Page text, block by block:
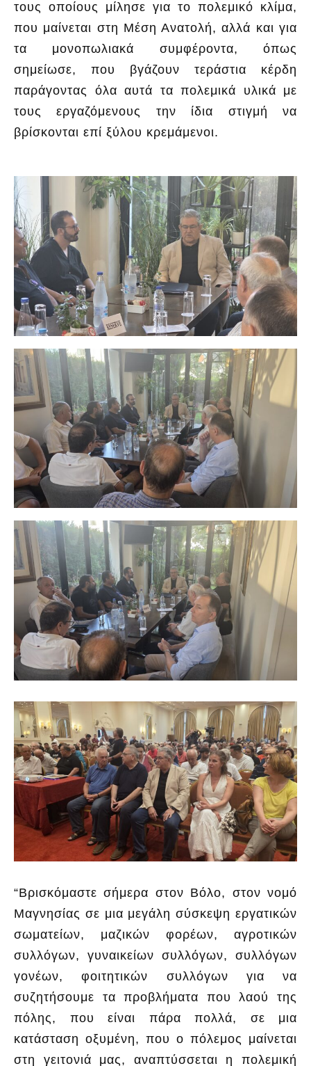
τους οποίους μίλησε για το πολεμικό κλίμα,
που μαίνεται στη Μέση Ανατολή, αλλά και για
τα μονοπωλιακά συμφέροντα, όπως
σημείωσε, που βγάζουν τεράστια κέρδη
παράγοντας όλα αυτά τα πολεμικά υλικά με
τους εργαζόμενους την ίδια στιγμή να
βρίσκονται επί ξύλου κρεμάμενοι.
“Βρισκόμαστε σήμερα στον Βόλο, στον νομό
Μαγνησίας σε μια μεγάλη σύσκεψη εργατικών
σωματείων, μαζικών φορέων, αγροτικών
συλλόγων, γυναικείων συλλόγων, συλλόγων
γονέων, φοιτητικών συλλόγων για να
συζητήσουμε τα προβλήματα που λαού της
πόλης, που είναι πάρα πολλά, σε μια
κατάσταση οξυμένη, που ο πόλεμος μαίνεται
στη γειτονιά μας, αναπτύσσεται η πολεμική